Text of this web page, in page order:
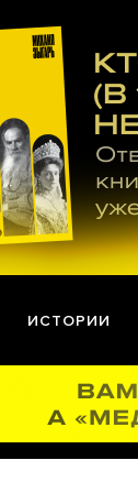
ИСТОРИИ